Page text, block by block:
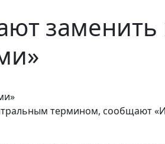
заменить
термином, сообщают